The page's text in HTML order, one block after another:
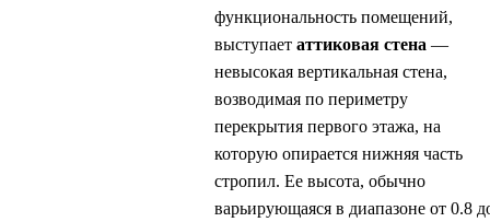
функциональность помещений,
выступает аттиковая стена —
невысокая вертикальная стена,
возводимая по периметру
перекрытия первого этажа, на
которую опирается нижняя часть
стропил. Ее высота, обычно
варьирующаяся в диапазоне от 0.8